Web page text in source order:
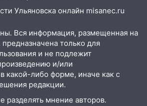
и техникумы
области подали более 10
с улиц Ульяновска
поваленные деревья и
улицы
остановку на улице
Ульяновска онлайн misanec.ru
Вся информация, размещенная на
только для
и не подлежит
и/или
какой-либо форме, иначе как с
редакции.
разделять мнение авторов.